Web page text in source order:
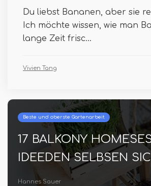
Du liebst Bananen, aber sie
Ich möchte wissen, wie man
lange Zeit frisc...
Vivien Tang
und oberste Gartenarbeit
SELBSEN
Sauer